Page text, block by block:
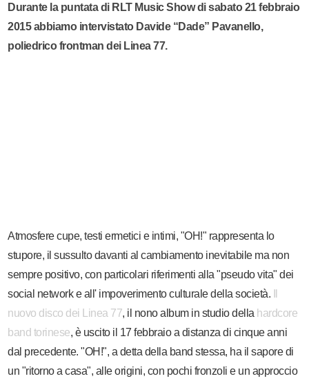
Durante la puntata di RLT Music Show di sabato 21 febbraio
2015 abbiamo intervistato Davide “Dade” Pavanello,
poliedrico frontman dei Linea 77.
Atmosfere cupe, testi ermetici e intimi, "OH!" rappresenta lo
stupore, il sussulto davanti al cambiamento inevitabile ma non
sempre positivo, con particolari riferimenti alla "pseudo vita" dei
social network e all' impoverimento culturale della società.
nuovo disco dei Linea 77, il nono album in studio della hardcore
band torinese, è uscito il 17 febbraio a distanza di cinque anni
dal precedente. "OH!", a detta della band stessa, ha il sapore di
un "ritorno a casa", alle origini, con pochi fronzoli e un approccio